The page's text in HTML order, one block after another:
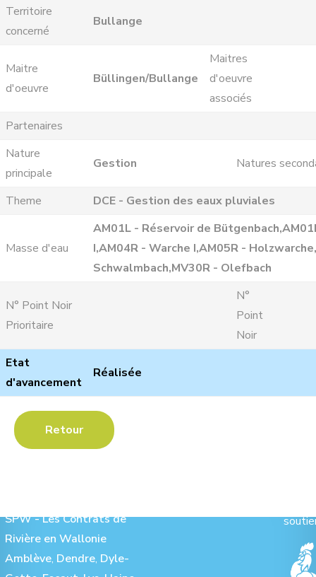
Territoire
concerné
Bullange
Maitre
d'oeuvre
Büllingen/Bullange
Maitres
d'oeuvre
associés
Partenaires
Nature
principale
Gestion Natures
Theme DCE - Gestion des eaux pluviales
Masse d'eau
AM01L - Réservoir de
I,AM04R - Warche I,AM05R -
Schwalmbach,MV30R - Olefbach
N° Point Noir
Prioritaire
N°
Point
Noir
Etat
d'avancement
Réalisée
Retour
SPW - Les Contrats de
Rivière en Wallonie
Amblève, Dendre, Dyle-